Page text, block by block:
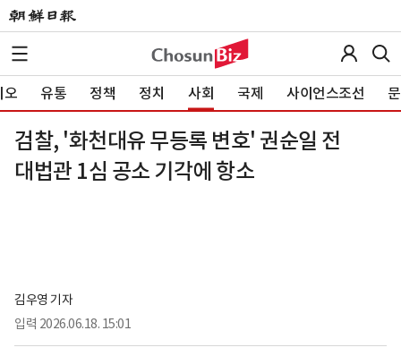
오 유통 정책 정치 사회 국제 사이언스조선
검찰, '화천대유 무등록 변호' 권순일 전
대법관 1심 공소 기각에 항소
김우영 기자
입력 2026.06.18. 15:01